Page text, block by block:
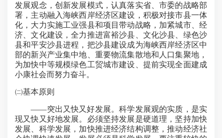
发展观念，创新发展模式，认真落实省、市委的战略部
署，主动融入海峡西岸经济区建设，积极对接市县一体
化，大力实施工业强县和项目带动战略，加紧城市、经
济、文化建设，全力推进富裕沙县、文化沙县、绿色沙
县和平安沙县进程，把沙县建设成为海峡西岸经济区中
部的新兴产业集中地、重要物流集散地和人口集聚地，
为加快中等规模绿色工贸城市建设、提前实现全面建成
小康社会而努力奋斗。
㈡基本原则
——突出又快又好发展。科学发展观的实质，是实
现又快又好地发展。必须坚持发展是硬道理，坚持加快
发展、科学发展，加快推进经济结构调整，推动经济社